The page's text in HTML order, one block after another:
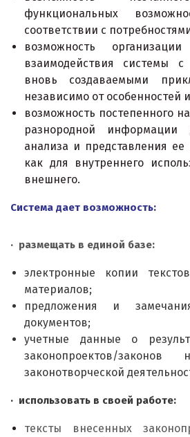
функциональных
соответствии с
возможность
взаимодействия системы
вновь создаваемыми
независимо от особенностей
возможность постепенного
разнородной информации
анализа и представления
как для внутреннего
внешнего.
Система дает возможность:
· размещать в единой базе:
электронные копии
материалов;
предложения и
документов;
учетные данные о
законопроектов/
законотворческой
· использовать в своей работе:
тексты внесенных